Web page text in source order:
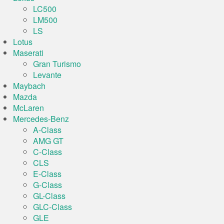
LC500
LM500
LS
Lotus
Maserati
Gran Turismo
Levante
Maybach
Mazda
McLaren
Mercedes-Benz
A-Class
AMG GT
C-Class
CLS
E-Class
G-Class
GL-Class
GLC-Class
GLE